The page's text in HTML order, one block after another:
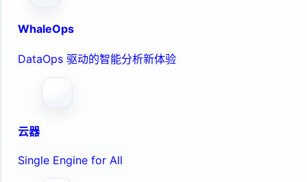
WhaleOps
DataOps 驱动的智能分析新体验
云器
Single Engine for All